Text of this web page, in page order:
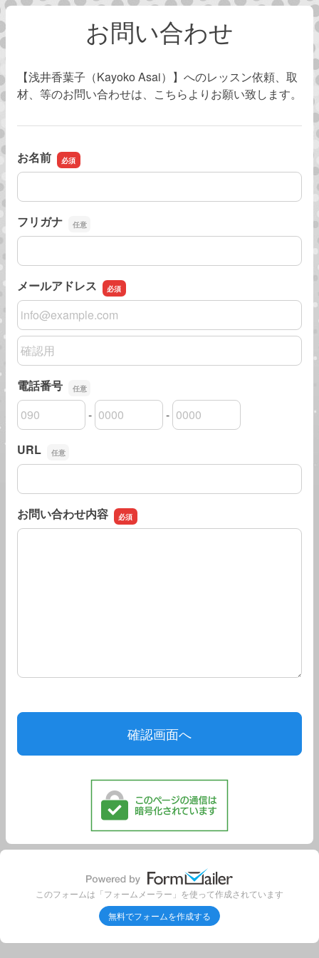
お問い合わせ
【浅井香葉子（Kayoko Asai）】へのレッスン依頼、取
材、等のお問い合わせは、こちらよりお願い致します。
お名前
お名前
フリガナ
フリガナ
メールアドレス
メールアドレス
メールアドレスの確認用
電話番号
電話番号の市外局番
-
電話番号の市内局番 -
電話番号の加入者番号
URL
URL
お問い合わせ内容
お問い合わせ内容
このフォームは「フォームメーラー」を使って作成されています
無料でフォームを作成する